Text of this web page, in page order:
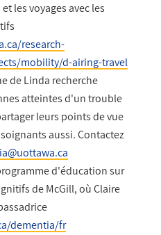
les voyages avec les
research-
mobility/d-airing-travel
de Linda recherche
atteintes d'un trouble
leurs points de vue
aussi. Contactez
d'éducation sur
de McGill, où Claire
dementia/fr